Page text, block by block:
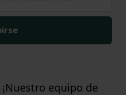
equipo de